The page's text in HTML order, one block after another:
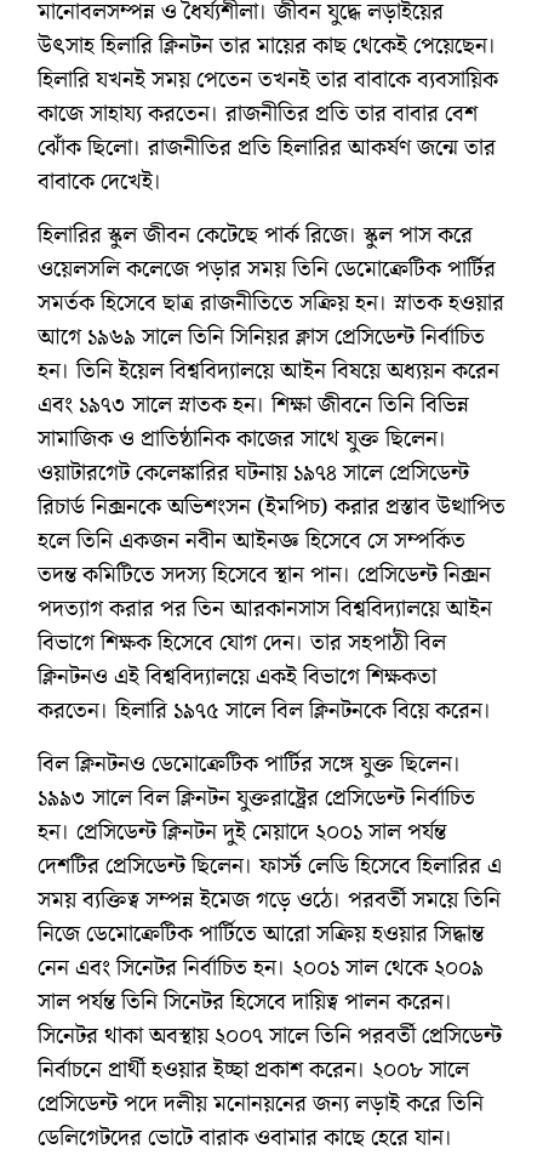
মানোবলসম্পন্ন ও ধৈর্য্যশীলা। জীবন যুদ্ধে লড়াইয়ের
উৎসাহ হিলারি ক্লিনটন তার মায়ের কাছ থেকেই পেয়েছেন।
হিলারি যখনই সময় পেতেন তখনই তার বাবাকে ব্যবসায়িক
কাজে সাহায্য করতেন। রাজনীতির প্রতি তার বাবার বেশ
ঝোঁক ছিলো। রাজনীতির প্রতি হিলারির আকর্ষণ জন্মে তার
বাবাকে দেখেই।
হিলারির স্কুল জীবন কেটেছে পার্ক রিজে। স্কুল পাস করে
ওয়েলসলি কলেজে পড়ার সময় তিনি ডেমোক্রেটিক পার্টির
সমর্তক হিসেবে ছাত্র রাজনীতিতে সক্রিয় হন। স্নাতক হওয়ার
আগে ১৯৬৯ সালে তিনি সিনিয়র ক্লাস প্রেসিডেন্ট নির্বাচিত
হন। তিনি ইয়েল বিশ্ববিদ্যালয়ে আইন বিষয়ে অধ্যয়ন করেন
এবং ১৯৭৩ সালে স্নাতক হন। শিক্ষা জীবনে তিনি বিভিন্ন
সামাজিক ও প্রাতিষ্ঠানিক কাজের সাথে যুক্ত ছিলেন।
ওয়াটারগেট কেলেঙ্কারির ঘটনায় ১৯৭৪ সালে প্রেসিডেন্ট
রিচার্ড নিক্সনকে অভিশংসন (ইমপিচ) করার প্রস্তাব উত্থাপিত
হলে তিনি একজন নবীন আইনজ্ঞ হিসেবে সে সম্পর্কিত
তদন্ত কমিটিতে সদস্য হিসেবে স্থান পান। প্রেসিডেন্ট নিক্সন
পদত্যাগ করার পর তিন আরকানসাস বিশ্ববিদ্যালয়ে আইন
বিভাগে শিক্ষক হিসেবে যোগ দেন। তার সহপাঠী বিল
ক্লিনটনও এই বিশ্ববিদ্যালয়ে একই বিভাগে শিক্ষকতা
করতেন। হিলারি ১৯৭৫ সালে বিল ক্লিনটনকে বিয়ে করেন।
বিল ক্লিনটনও ডেমোক্রেটিক পার্টির সঙ্গে যুক্ত ছিলেন।
১৯৯৩ সালে বিল ক্লিনটন যুক্তরাষ্ট্রের প্রেসিডেন্ট নির্বাচিত
হন। প্রেসিডেন্ট ক্লিনটন দুই মেয়াদে ২০০১ সাল পর্যন্ত
দেশটির প্রেসিডেন্ট ছিলেন। ফার্স্ট লেডি হিসেবে হিলারির এ
সময় ব্যক্তিত্ব সম্পন্ন ইমেজ গড়ে ওঠে। পরবর্তী সময়ে তিনি
নিজে ডেমোক্রেটিক পার্টিতে আরো সক্রিয় হওয়ার সিদ্ধান্ত
নেন এবং সিনেটর নির্বাচিত হন। ২০০১ সাল থেকে ২০০৯
সাল পর্যন্ত তিনি সিনেটর হিসেবে দায়িত্ব পালন করেন।
সিনেটর থাকা অবস্থায় ২০০৭ সালে তিনি পরবর্তী প্রেসিডেন্ট
নির্বাচনে প্রার্থী হওয়ার ইচ্ছা প্রকাশ করেন। ২০০৮ সালে
প্রেসিডেন্ট পদে দলীয় মনোনয়নের জন্য লড়াই করে তিনি
ডেলিগেটদের ভোটে বারাক ওবামার কাছে হেরে যান।